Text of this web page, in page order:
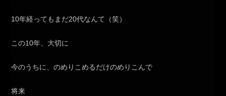
10年経ってもまだ20代なんて（笑）
この10年、大切に
今のうちに、のめりこめるだけのめりこんで
将来